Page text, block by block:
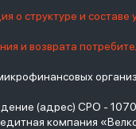
о структуре и
и возврата
(адрес) СРО -
компания